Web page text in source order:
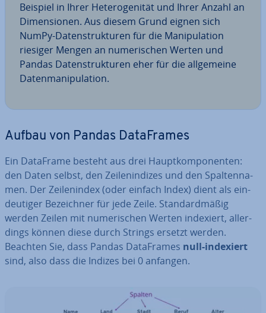
Beispiel in Ihrer He­te­ro­ge­ni­tät und Ihrer Anzahl an
Di­men­sio­nen. Aus diesem Grund eignen sich
NumPy-Da­ten­struk­tu­ren für die Ma­ni­pu­la­ti­on
riesiger Mengen an nu­me­ri­schen Werten und
Pandas Da­ten­struk­tu­ren eher für die all­ge­mei­ne
Da­ten­ma­ni­pu­la­ti­on.
Aufbau von Pandas Da­ta­Frames
Ein DataFrame besteht aus drei Haupt­kom­po­nen­ten:
den Daten selbst, den Zei­len­in­di­zes und den Spal­ten­na­
men. Der Zei­len­in­dex (oder einfach Index) dient als ein­
deu­ti­ger Be­zeich­ner für jede Zeile. Stan­dard­mä­ßig
werden Zeilen mit nu­me­ri­schen Werten indexiert, al­ler­
dings können diese durch Strings ersetzt werden.
Beachten Sie, dass Pandas Da­ta­Frames null-indexiert
sind, also dass die Indizes bei 0 anfangen.